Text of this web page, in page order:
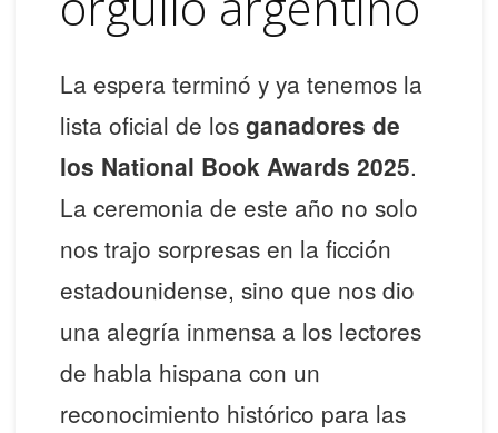
La espera terminó y ya tenemos la
lista oficial de los ganadores de
los National Book Awards 2025.
La ceremonia de este año no solo
nos trajo sorpresas en la ficción
estadounidense, sino que nos dio
una alegría inmensa a los lectores
de habla hispana con un
reconocimiento histórico para las